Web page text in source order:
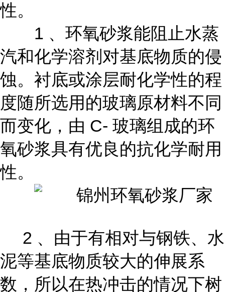
性。
1 、环氧砂浆能阻止水蒸
汽和化学溶剂对基底物质的侵
蚀。衬底或涂层耐化学性的程
度随所选用的玻璃原材料不同
而变化，由 C- 玻璃组成的环
氧砂浆具有优良的抗化学耐用
性。
2 、由于有相对与钢铁、水
泥等基底物质较大的伸展系
数，所以在热冲击的情况下树